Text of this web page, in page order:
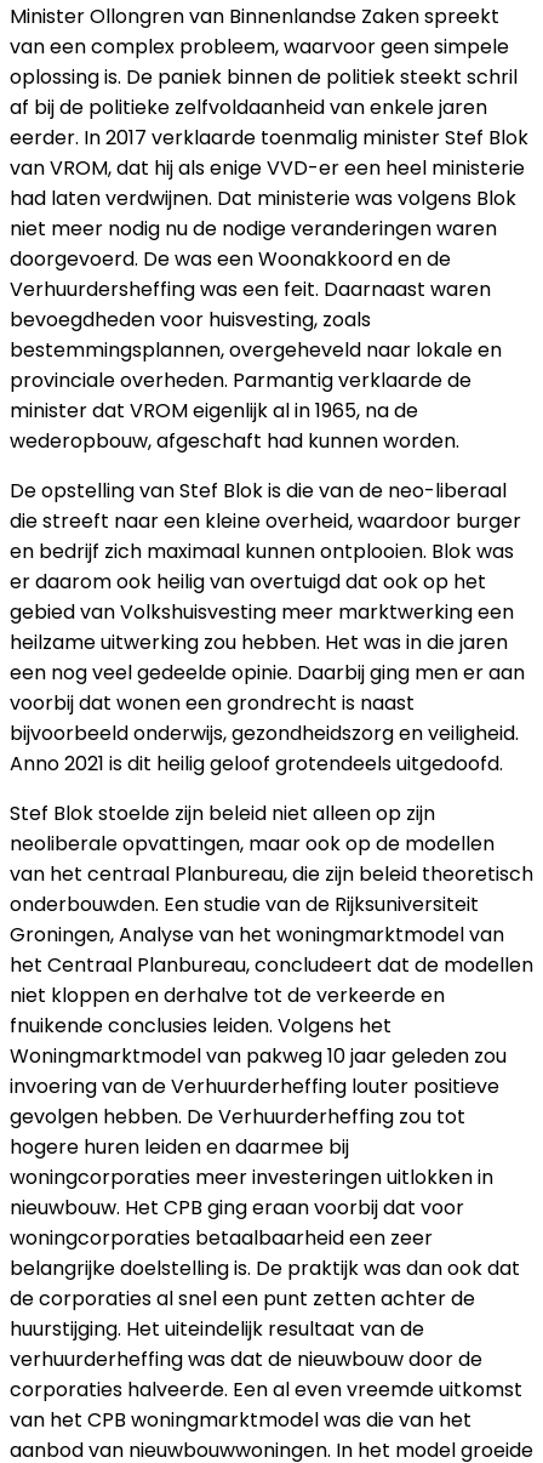
Minister Ollongren van Binnenlandse Zaken spreekt
van een complex probleem, waarvoor geen simpele
oplossing is. De paniek binnen de politiek steekt schril
af bij de politieke zelfvoldaanheid van enkele jaren
eerder. In 2017 verklaarde toenmalig minister Stef Blok
van VROM, dat hij als enige VVD-er een heel ministerie
had laten verdwijnen. Dat ministerie was volgens Blok
niet meer nodig nu de nodige veranderingen waren
doorgevoerd. De was een Woonakkoord en de
Verhuurdersheffing was een feit. Daarnaast waren
bevoegdheden voor huisvesting, zoals
bestemmingsplannen, overgeheveld naar lokale en
provinciale overheden. Parmantig verklaarde de
minister dat VROM eigenlijk al in 1965, na de
wederopbouw, afgeschaft had kunnen worden.
De opstelling van Stef Blok is die van de neo-liberaal
die streeft naar een kleine overheid, waardoor burger
en bedrijf zich maximaal kunnen ontplooien. Blok was
er daarom ook heilig van overtuigd dat ook op het
gebied van Volkshuisvesting meer marktwerking een
heilzame uitwerking zou hebben. Het was in die jaren
een nog veel gedeelde opinie. Daarbij ging men er aan
voorbij dat wonen een grondrecht is naast
bijvoorbeeld onderwijs, gezondheidszorg en veiligheid.
Anno 2021 is dit heilig geloof grotendeels uitgedoofd.
Stef Blok stoelde zijn beleid niet alleen op zijn
neoliberale opvattingen, maar ook op de modellen
van het centraal Planbureau, die zijn beleid theoretisch
onderbouwden. Een studie van de Rijksuniversiteit
Groningen, Analyse van het woningmarktmodel van
het Centraal Planbureau, concludeert dat de modellen
niet kloppen en derhalve tot de verkeerde en
fnuikende conclusies leiden. Volgens het
Woningmarktmodel van pakweg 10 jaar geleden zou
invoering van de Verhuurderheffing louter positieve
gevolgen hebben. De Verhuurderheffing zou tot
hogere huren leiden en daarmee bij
woningcorporaties meer investeringen uitlokken in
nieuwbouw. Het CPB ging eraan voorbij dat voor
woningcorporaties betaalbaarheid een zeer
belangrijke doelstelling is. De praktijk was dan ook dat
de corporaties al snel een punt zetten achter de
huurstijging. Het uiteindelijk resultaat van de
verhuurderheffing was dat de nieuwbouw door de
corporaties halveerde. Een al even vreemde uitkomst
van het CPB woningmarktmodel was die van het
aanbod van nieuwbouwwoningen. In het model groeide